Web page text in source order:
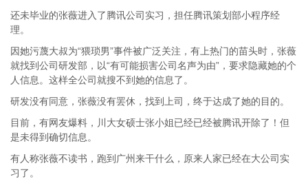
还未毕业的张薇进入了腾讯公司实习，担任腾讯策划部小程序经
理。
因她污蔑大叔为“猥琐男”事件被广泛关注，有上热门的苗头时，张薇
就找到公司研发部，以“有可能损害公司名声为由”，要求隐藏她的个
人信息。这样全公司就搜不到她的信息了。
研发没有同意，张薇没有罢休，找到上司，终于达成了她的目的。
目前，有网友爆料，川大女硕士张小姐已经已经被腾讯开除了！但
是未得到确切信息。
有人称张薇不读书，跑到广州来干什么，原来人家已经在大公司实
习了。